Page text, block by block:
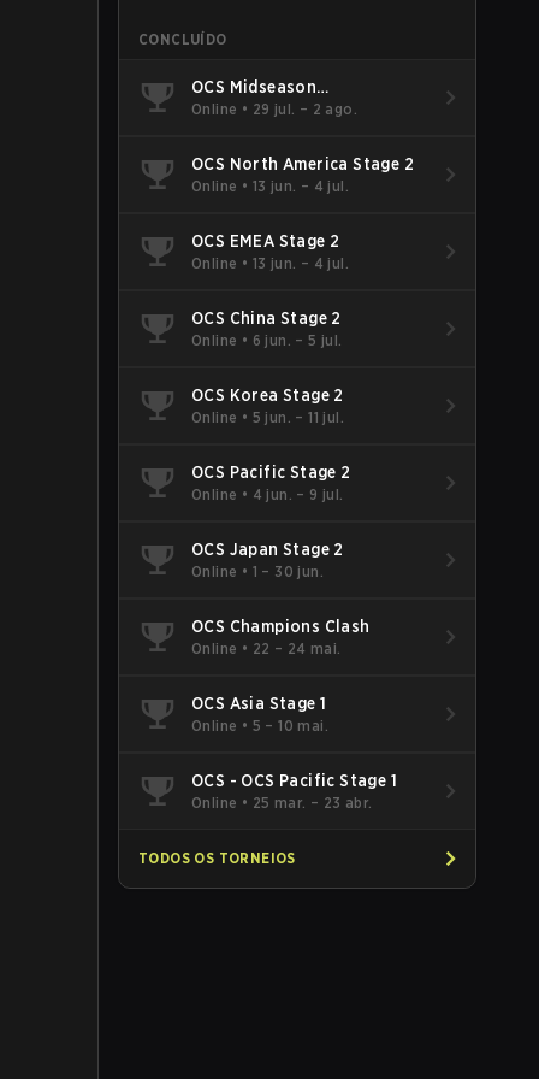
Recompensa
50 XP
100 XP
150 XP
dobrado.
Mayhem e co-op).
CONCLUÍDO
OCS Midseason
Championship
Online • 29 jul. – 2 ago.
OCS North America Stage 2
Online • 13 jun. – 4 jul.
OCS EMEA Stage 2
Online • 13 jun. – 4 jul.
OCS China Stage 2
Online • 6 jun. – 5 jul.
OCS Korea Stage 2
Online • 5 jun. – 11 jul.
OCS Pacific Stage 2
Online • 4 jun. – 9 jul.
OCS Japan Stage 2
Online • 1 – 30 jun.
OCS Champions Clash
Online • 22 – 24 mai.
OCS Asia Stage 1
Online • 5 – 10 mai.
OCS - OCS Pacific Stage 1
Online • 25 mar. – 23 abr.
TODOS OS TORNEIOS